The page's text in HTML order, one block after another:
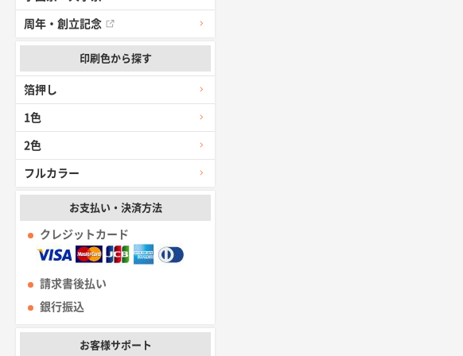
周年・創立記念
印刷色から探す
箔押し
1色
2色
フルカラー
お支払い・決済方法
クレジットカード
請求書後払い
銀行振込
お客様サポート